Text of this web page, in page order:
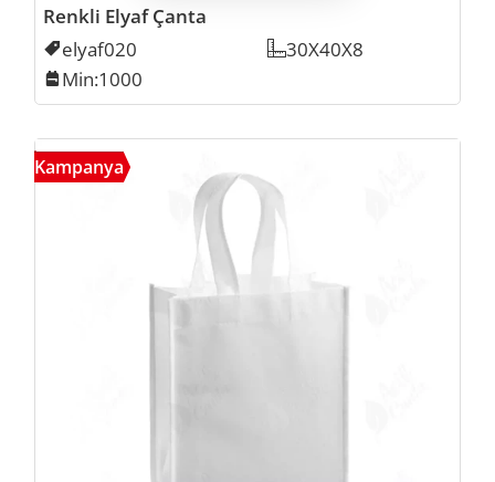
Renkli Elyaf Çanta
Kodu
elyaf020 Ölçü
30X40X8
Min. İmalat
Min:1000
Kampanya